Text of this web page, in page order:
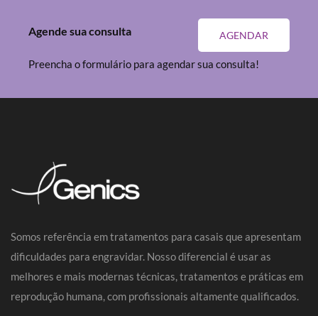
AGENDAR
Agende sua consulta
Preencha o formulário para agendar sua consulta!
Somos referência em tratamentos para casais que apresentam
dificuldades para engravidar. Nosso diferencial é usar as
melhores e mais modernas técnicas, tratamentos e práticas em
reprodução humana, com profissionais altamente qualificados.